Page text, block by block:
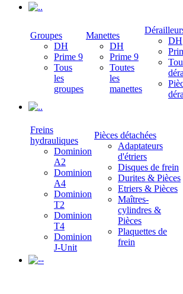
.
Groupes
DH
Prime 9
Tous
les
groupes
Manettes
DH
Prime 9
Toutes
les
manettes
DH
.
Freins
hydrauliques
Dominion
A2
Dominion
A4
Dominion
T2
Dominion
T4
Dominion
J-Unit
Pièces détachées
Adaptateurs
d'étriers
Disques de frein
Durites & Pièces
Etriers & Pièces
Maîtres-
cylindres &
Pièces
Plaquettes de
frein
-